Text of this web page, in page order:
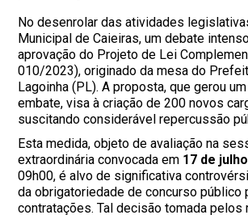
No desenrolar das atividades
Municipal de Caieiras, um debate
aprovação do Projeto de Lei
010/2023), originado da mesa do
Lagoinha (PL). A proposta, que gerou
embate, visa à criação de 200 novos
suscitando considerável repercussão
Esta medida, objeto de avaliação na
extraordinária convocada em 17 de
09h00, é alvo de significativa
da obrigatoriedade de concurso público
contratações. Tal decisão tomada pelos